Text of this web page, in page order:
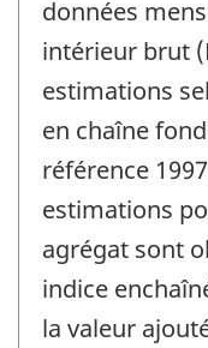
données
intérieur brut
estimations
en chaîne
référence
estimations
agrégat sont
indice
la valeur